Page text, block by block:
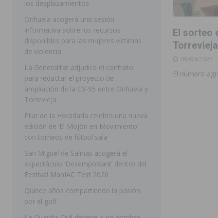
ROJALES
[ 05/08/2026 ] Bigastro celebra hoy el tercer día de
[ 05/08/2026 ] El pulso urbano de JC Reyes
[ 04/08/2026 ] Incendio de matorrales en Albatera
Programa Integra
MONTESINOS
[ 05/08/2026 ]
Orihuela ultima diferentes soluciones
[ 05/08/2026 ] Torrevieja presenta su programación
los desplazamientos
[ 05/08/2026 ]
Orihuela acogerá una sesión
El sorteo
Torrevieja
09/09/2024
El número
los desplazamientos
Orihuela acogerá una sesión
informativa sobre los recursos
disponibles para las mujeres víctimas
de violencia
La Generalitat adjudica el contrato
para redactar el proyecto de
ampliación de la CV-95 entre Orihuela y
Torrevieja
Pilar de la Horadada celebra una nueva
edición de ‘El Mojón en Movimiento’
con torneos de fútbol sala
San Miguel de Salinas acogerá el
espectáculo ‘Desempolsant’ dentro del
Festival ManIAC Test 2026
Quince años compartiendo la pasión
por el golf